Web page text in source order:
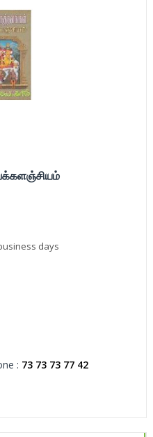
days
: 73 73 73 77 42